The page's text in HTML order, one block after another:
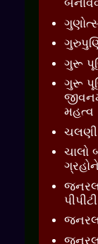
ગુરૂ
ગુરૂ
મહત્વ
ચાલો
પીપીટી